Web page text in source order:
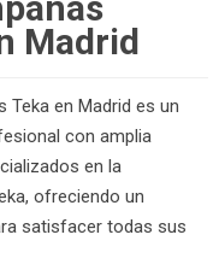
Madrid
en Madrid es un
con amplia
en la
ofreciendo un
satisfacer todas sus